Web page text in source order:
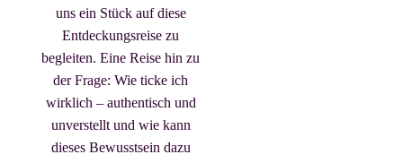
uns ein Stück auf diese
Entdeckungsreise zu
begleiten. Eine Reise hin zu
der Frage: Wie ticke ich
wirklich – authentisch und
unverstellt und wie kann
dieses Bewusstsein dazu